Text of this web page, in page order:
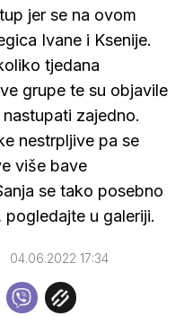
jer se na ovom
Ivane i Ksenije.
tjedana
grupe te su objavile
zajedno.
nestrpljive pa se
više bave
se tako posebno
u galeriji.
04.06.2022 17:34